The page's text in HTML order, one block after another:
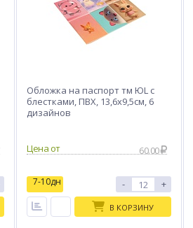
Обложка на паспорт тм ЮL с
блестками, ПВХ, 13,6х9,5см, 6
дизайнов
60.00
7-10дн - +
В КОРЗИНУ